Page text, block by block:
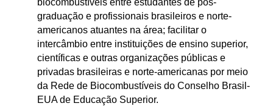
graduação e profissionais brasileiros e norte-
americanos atuantes na área; facilitar o
intercâmbio entre instituições de ensino superior,
científicas e outras organizações públicas e
privadas brasileiras e norte-americanas por meio
da Rede de Biocombustíveis do Conselho Brasil-
EUA de Educação Superior.